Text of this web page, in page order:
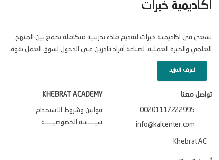
أكاديمية خبرات
نسعى في اكاديمية خبرات لتقديم مادة تدريبية متكاملة تجمع بين المنهج
العلمي والخبرة العملية، لصناعة أفراد قادرين على الدخول لسوق العمل بقوة.
اعرف المزيد
تواصل معنا
00201117222995
info@kalcenter.com
Khebrat AC
KHEBRAT ACADEMY
قوانين وشروط الاستخدام
سيـــاسة الخصوصيــــة